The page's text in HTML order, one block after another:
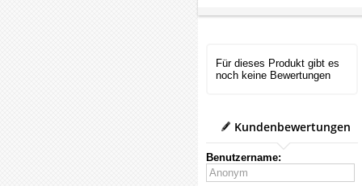
Für dieses Produkt gibt es
noch keine Bewertungen
Kundenbewertungen
Benutzername: